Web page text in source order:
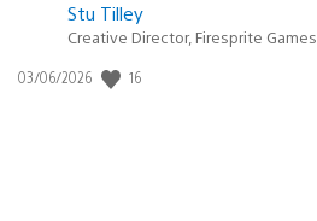
Postée
:
Stu Tilley
Creative Director, Firesprite Games
Date
03/06/2026 16